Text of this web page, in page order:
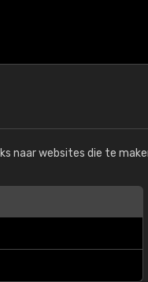
naar websites die te